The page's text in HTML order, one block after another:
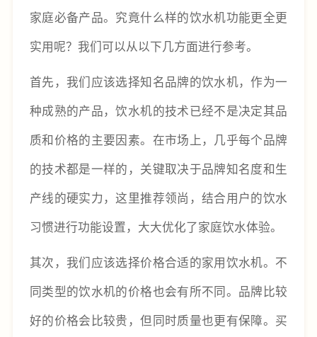
家庭必备产品。究竟什么样的饮水机功能更全更
实用呢？我们可以从以下几方面进行参考。
首先，我们应该选择知名品牌的饮水机，作为一
种成熟的产品，饮水机的技术已经不是决定其品
质和价格的主要因素。在市场上，几乎每个品牌
的技术都是一样的，关键取决于品牌知名度和生
产线的硬实力，这里推荐领尚，结合用户的饮水
习惯进行功能设置，大大优化了家庭饮水体验。
其次，我们应该选择价格合适的家用饮水机。不
同类型的饮水机的价格也会有所不同。品牌比较
好的价格会比较贵，但同时质量也更有保障。买